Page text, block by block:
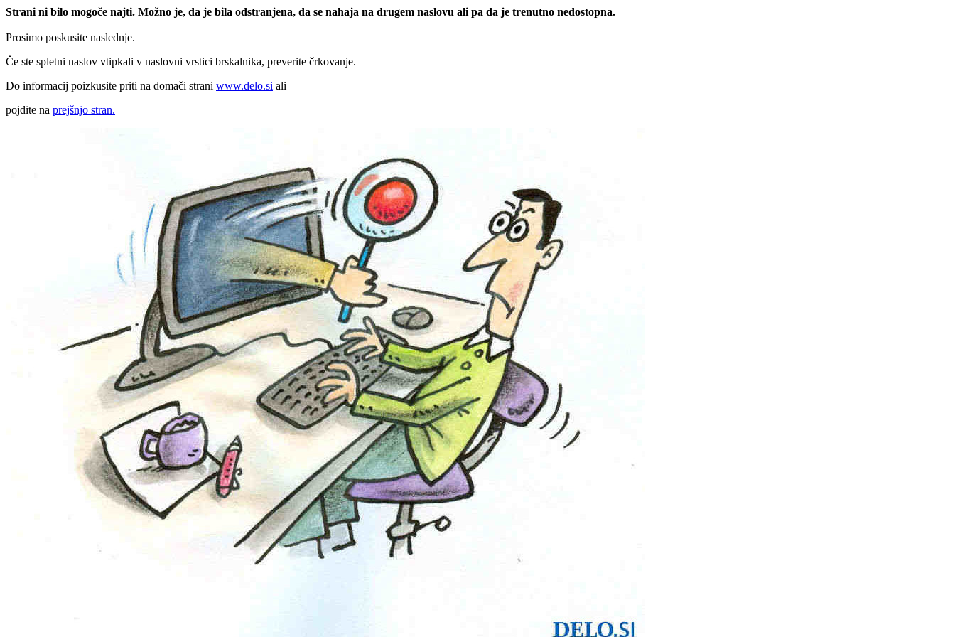
Strani ni bilo mogoče najti. Možno je, da je bila odstranjena, da se nahaja na drugem naslovu ali pa da je trenutno nedostopna.
Prosimo poskusite naslednje.
Če ste spletni naslov vtipkali v naslovni vrstici brskalnika, preverite črkovanje.
Do informacij poizkusite priti na domači strani www.delo.si ali
pojdite na prejšnjo stran.